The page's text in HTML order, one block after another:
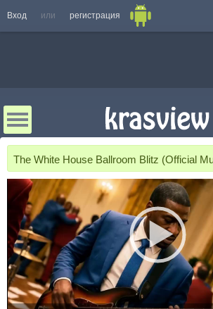
Вход или регистрация
The White House Ballroom Blitz (Official